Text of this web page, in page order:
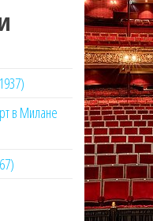
в Милане